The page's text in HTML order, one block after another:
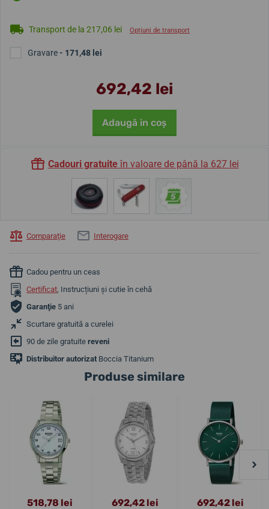
Transport de la 217,06 lei Opțiuni de transport
Gravare- 171,48 lei
692,42 lei
Adaugă in coş
Cadouri gratuiteîn valoare de până la 627 lei
Comparaţie Interogare
Cadou pentru un ceas
Certificat, Instrucțiuni și cutie în cehă
Garanţie 5 ani
Scurtare gratuită a curelei
90 de zile gratuite reveni
Distribuitor autorizat Boccia Titanium
Produse similare
518,78 lei 692,42 lei 692,42 lei